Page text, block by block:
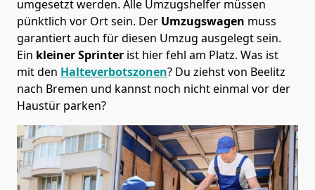
umgesetzt werden. Alle Umzugshelfer müssen
pünktlich vor Ort sein. Der Umzugswagen muss
garantiert auch für diesen Umzug ausgelegt sein.
Ein kleiner Sprinter ist hier fehl am Platz. Was ist
mit den Halteverbotszonen? Du ziehst von Beelitz
nach Bremen und kannst noch nicht einmal vor der
Haustür parken?